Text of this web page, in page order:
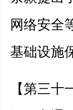
网络安全
基础设施
【第三